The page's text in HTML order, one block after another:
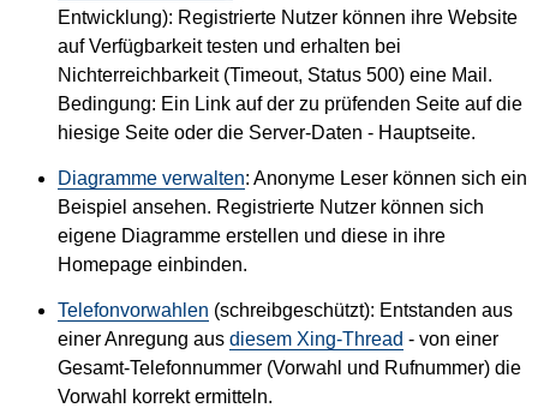
Entwicklung): Registrierte Nutzer können ihre Website
auf Verfügbarkeit testen und erhalten bei
Nichterreichbarkeit (Timeout, Status 500) eine Mail.
Bedingung: Ein Link auf der zu prüfenden Seite auf die
hiesige Seite oder die Server-Daten - Hauptseite.
Diagramme verwalten: Anonyme Leser können sich ein
Beispiel ansehen. Registrierte Nutzer können sich
eigene Diagramme erstellen und diese in ihre
Homepage einbinden.
Telefonvorwahlen (schreibgeschützt): Entstanden aus
einer Anregung aus diesem Xing-Thread - von einer
Gesamt-Telefonnummer (Vorwahl und Rufnummer) die
Vorwahl korrekt ermitteln.